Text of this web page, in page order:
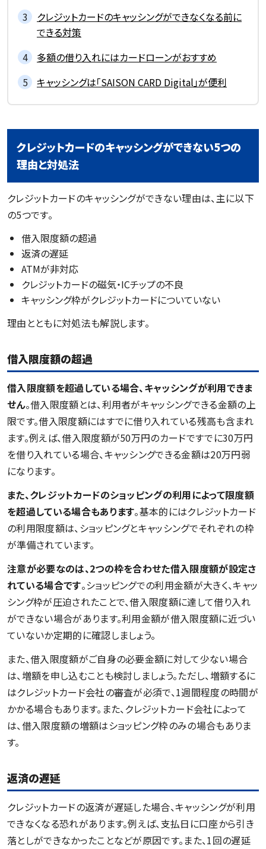
クレジットカードのキャッシングができなくなる前に
できる対策
多額の借り入れにはカードローンがおすすめ
キャッシングは「SAISON CARD Digital」が便利
クレジットカードのキャッシングができない5つの
理由と対処法
クレジットカードのキャッシングができない理由は、主に以下
の5つです。
借入限度額の超過
返済の遅延
ATMが非対応
クレジットカードの磁気・ICチップの不良
キャッシング枠がクレジットカードについていない
理由とともに対処法も解説します。
借入限度額の超過
借入限度額を超過している場合、キャッシングが利用できま
せん。借入限度額とは、利用者がキャッシングできる金額の上
限です。借入限度額にはすでに借り入れている残高も含まれ
ます。例えば、借入限度額が50万円のカードですでに30万円
を借り入れている場合、キャッシングできる金額は20万円弱
になります。
また、クレジットカードのショッピングの利用によって限度額
を超過している場合もあります。基本的にはクレジットカード
の利用限度額は、ショッピングとキャッシングでそれぞれの枠
が準備されています。
注意が必要なのは、2つの枠を合わせた借入限度額が設定さ
れている場合です。ショッピングでの利用金額が大きく、キャッ
シング枠が圧迫されたことで、借入限度額に達して借り入れ
ができない場合があります。利用金額が借入限度額に近づい
ていないか定期的に確認しましょう。
また、借入限度額がご自身の必要金額に対して少ない場合
は、増額を申し込むことも検討しましょう。ただし、増額するに
はクレジットカード会社の審査が必須で、1週間程度の時間が
かかる場合もあります。また、クレジットカード会社によって
は、借入限度額の増額はショッピング枠のみの場合もありま
す。
返済の遅延
クレジットカードの返済が遅延した場合、キャッシングが利用
できなくなる恐れがあります。例えば、支払日に口座から引き
落としができなかったことなどが原因です。また、1回の遅延